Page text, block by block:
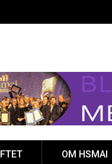
Hotel The HUB
OM HSMAI